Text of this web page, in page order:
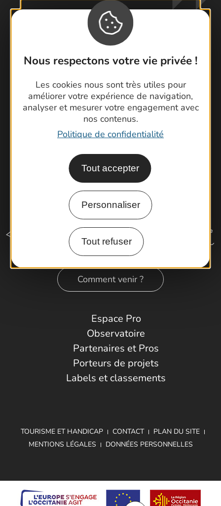
Nous respectons votre vie privée !
Les cookies nous sont très utiles pour
améliorer votre expérience de navigation,
analyser et mesurer votre engagement avec
nos contenus.
Politique de confidentialité
Tout accepter
Personnaliser
Tout refuser
Contactez-nous !
Brochures
Cartoguides et Topoguides
Latitude Gard
Comment venir ?
Espace Pro
Observatoire
Partenaires et Pros
Porteurs de projets
Labels et classements
TOURISME ET HANDICAP CONTACT
PLAN DU SITE
MENTIONS LÉGALES
DONNÉES PERSONNELLES